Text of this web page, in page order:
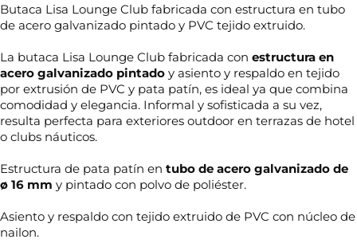
Butaca Lisa Lounge Club fabricada con estructura en tubo
de acero galvanizado pintado y PVC tejido extruido.
La butaca Lisa Lounge Club fabricada con estructura en
acero galvanizado pintado y asiento y respaldo en tejido
por extrusión de PVC y pata patín, es ideal ya que combina
comodidad y elegancia. Informal y sofisticada a su vez,
resulta perfecta para exteriores outdoor en terrazas de hotel
o clubs náuticos.
Estructura de pata patín en tubo de acero galvanizado de
ø 16 mm y pintado con polvo de poliéster.
Asiento y respaldo con tejido extruido de PVC con núcleo de
nailon.